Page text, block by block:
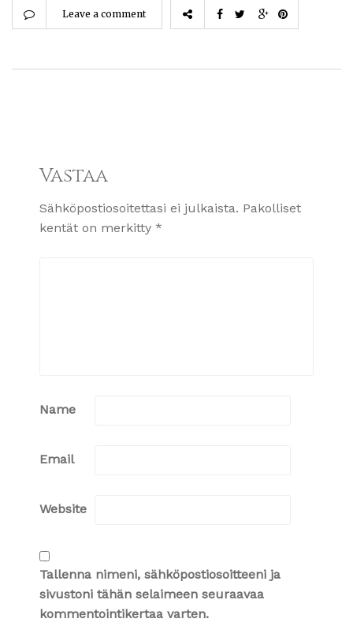
Leave a comment
Vastaa
Sähköpostiosoitettasi ei julkaista. Pakolliset
kentät on merkitty *
Name
Email
Website
Tallenna nimeni, sähköpostiosoitteeni ja
sivustoni tähän selaimeen seuraavaa
kommentointikertaa varten.